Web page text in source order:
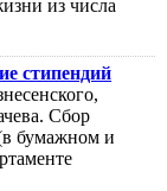
из числа
стипендий
Сбор
бумажном и